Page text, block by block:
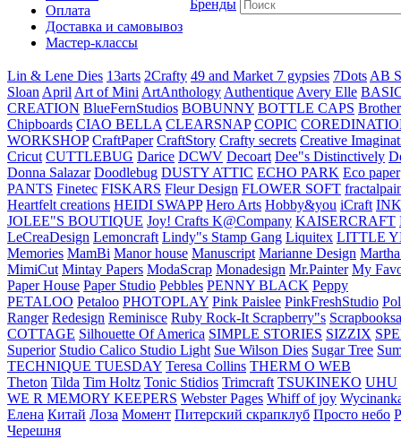
Оплата
Доставка и самовывоз
Мастер-классы
Бренды
Lin & Lene Dies 13arts 2Crafty 49 and Market 7 gypsies 7Dots AB
Sloan April Art of Mini ArtAnthology Authentique Avery Elle
CREATION BlueFernStudios BOBUNNY BOTTLE CAPS Brother
Chipboards CIAO BELLA CLEARSNAP COPIC
WORKSHOP CraftPaper CraftStory Crafty secrets Creative
Cricut CUTTLEBUG Darice DCWV Decoart Dee"s Distinctively
Donna Salazar Doodlebug DUSTY ATTIC ECHO PARK Eco paper
PANTS Finetec FISKARS Fleur Design FLOWER SOFT
Heartfelt creations HEIDI SWAPP Hero Arts Hobby&you iCraft
JOLEE"S BOUTIQUE Joy! Crafts K@Company KAISERCRAFT
LeCreaDesign Lemoncraft Lindy"s Stamp Gang Liquitex LITTLE
Memories MamBi Manor house Manuscript Marianne Design
MimiCut Mintay Papers ModaScrap Monadesign Mr.Painter My
Paper House Paper Studio Pebbles PENNY BLACK Peppy
PETALOO Petaloo PHOTOPLAY Pink Paislee PinkFreshStudio
Ranger Redesign Reminisce Ruby Rock-It Scrapberry"s
COTTAGE Silhouette Of America SIMPLE STORIES SIZZIX
Superior Studio Calico Studio Light Sue Wilson Dies Sugar Tree
TECHNIQUE TUESDAY Teresa Collins THERM O WEB
Theton Tilda Tim Holtz Tonic Stidios Trimcraft TSUKINEKO UHU
WE R MEMORY KEEPERS Webster Pages Whiff of joy
Елена Китай Лоза Момент Питерский скрапклуб Просто небо
Черешня